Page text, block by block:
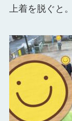
上着を脱ぐと